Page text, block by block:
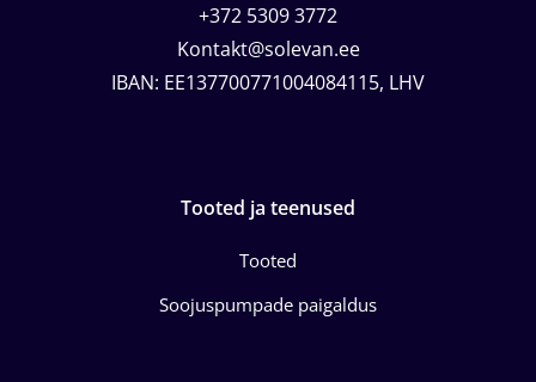
+372 5309 3772
Kontakt@solevan.ee
IBAN: EE137700771004084115, LHV
Tooted ja teenused
Tooted
Soojuspumpade paigaldus